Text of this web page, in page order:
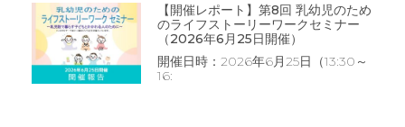
【開催レポート】第8回 乳幼児のため
のライフストーリーワークセミナー
（2026年6月25日開催）
開催日時：2026年6月25日（13:30～
16: